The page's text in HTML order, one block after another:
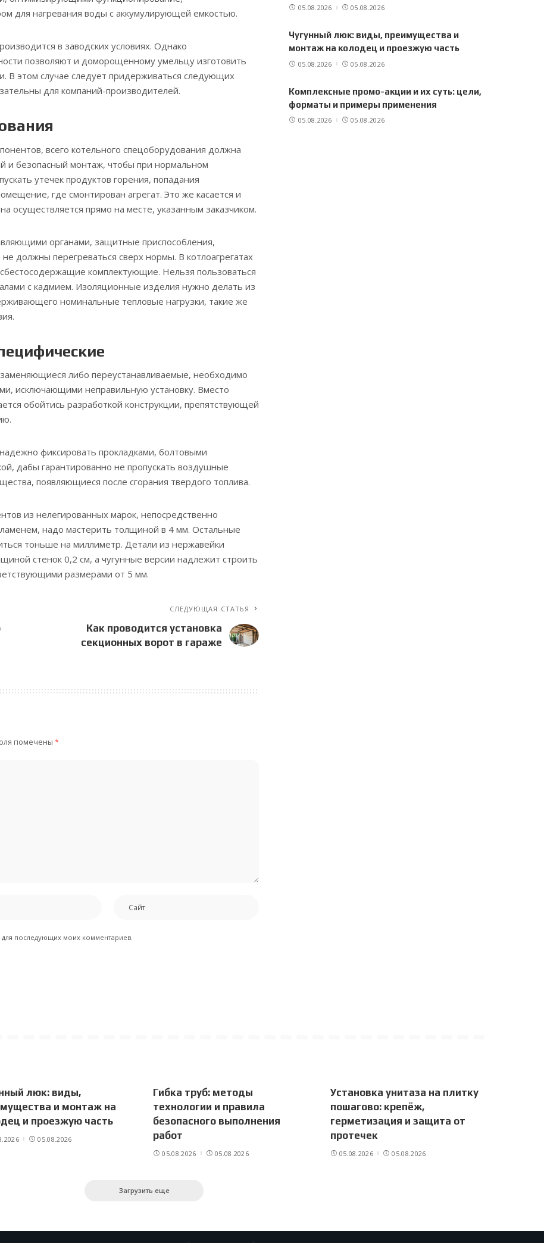
для нагревания воды с аккумулирующей емкостью.
в заводских условиях. Однако
позволяют и доморощенному умельцу изготовить
В этом случае следует придерживаться следующих
для компаний-производителей.
всего котельного спецоборудования должна
и безопасный монтаж, чтобы при нормальном
утечек продуктов горения, попадания
где смонтирован агрегат. Это же касается и
осуществляется прямо на месте, указанным заказчиком.
органами, защитные приспособления,
должны перегреваться сверх нормы. В котлоагрегатах
комплектующие. Нельзя пользоваться
с кадмием. Изоляционные изделия нужно делать из
номинальные тепловые нагрузки, такие же
либо переустанавливаемые, необходимо
исключающими неправильную установку. Вместо
обойтись разработкой конструкции, препятствующей
фиксировать прокладками, болтовыми
дабы гарантированно не пропускать воздушные
появляющиеся после сгорания твердого топлива.
из нелегированных марок, непосредственно
надо мастерить толщиной в 4 мм. Остальные
тоньше на миллиметр. Детали из нержавейки
стенок 0,2 см, а чугунные версии надлежит строить
размерами от 5 мм.
СЛЕДУЮЩАЯ СТАТЬЯ
Как проводится установка
секционных ворот в гараже
помечены *
для последующих моих комментариев.
05.08.2026 05.08.2026
Чугунный люк: виды, преимущества и
монтаж на колодец и проезжую часть
05.08.2026 05.08.2026
Комплексные промо-акции и их суть: цели,
форматы и примеры применения
05.08.2026 05.08.2026
люк: виды,
и монтаж на
и проезжую часть
05.08.2026
Гибка труб: методы
технологии и правила
безопасного выполнения
работ
05.08.2026 05.08.2026
Установка унитаза на плитку
пошагово: крепёж,
герметизация и защита от
протечек
05.08.2026 05.08.2026
Загрузить еще